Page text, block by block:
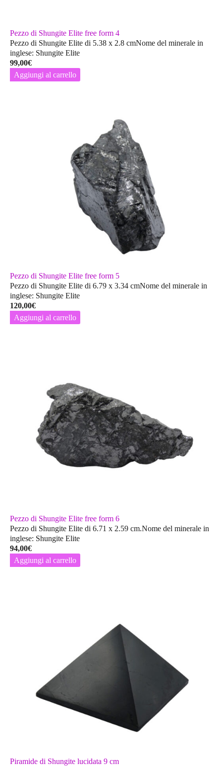
Pezzo di Shungite Elite free form 4
Pezzo di Shungite Elite di 5.38 x 2.8 cmNome del minerale in
inglese: Shungite Elite
99,00€
Aggiungi al carrello
Pezzo di Shungite Elite free form 5
Pezzo di Shungite Elite di 6.79 x 3.34 cmNome del minerale in
inglese: Shungite Elite
120,00€
Aggiungi al carrello
Pezzo di Shungite Elite free form 6
Pezzo di Shungite Elite di 6.71 x 2.59 cm.Nome del minerale in
inglese: Shungite Elite
94,00€
Aggiungi al carrello
Piramide di Shungite lucidata 9 cm